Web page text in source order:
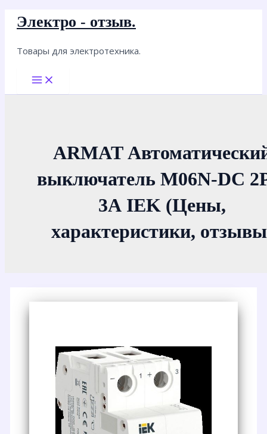
Перейти
содержимому
Электро - отзыв.
Товары для электротехника.
Main
Menu
ARMAT
выключатель M06N-DC
3А IEK (Цены,
характеристики,